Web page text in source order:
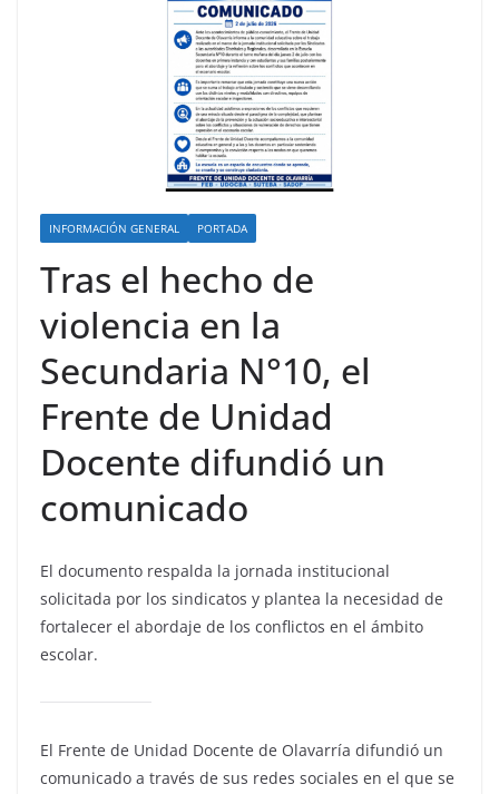
INFORMACIÓN GENERAL PORTADA
Tras el hecho de
violencia en la
Secundaria N°10, el
Frente de Unidad
Docente difundió un
comunicado
El documento respalda la jornada institucional
solicitada por los sindicatos y plantea la necesidad de
fortalecer el abordaje de los conflictos en el ámbito
escolar.
El Frente de Unidad Docente de Olavarría difundió un
comunicado a través de sus redes sociales en el que se